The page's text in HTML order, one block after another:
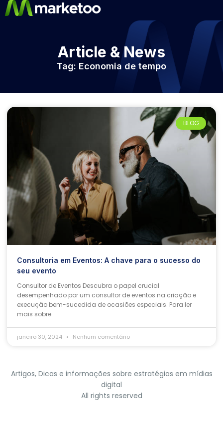
Article & News
Tag: Economia de tempo
BLOG
Consultoria em Eventos: A chave para o sucesso do
seu evento
Consultor de Eventos Descubra o papel crucial
desempenhado por um consultor de eventos na criação e
execução bem-sucedida de ocasiões especiais. Para ler
mais sobre
janeiro 30, 2024 Nenhum comentário
Artigos, Dicas e informações sobre estratégias em mídias
digital
All rights reserved